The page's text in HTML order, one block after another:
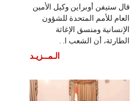
قال ستيفن أوبراين وكيل الأمين
العام للأمم المتحدة للشؤون
الإنسانية ومنسق الإغاثة
الطارئة، أن الشعب ا. .
الـمــزيـد